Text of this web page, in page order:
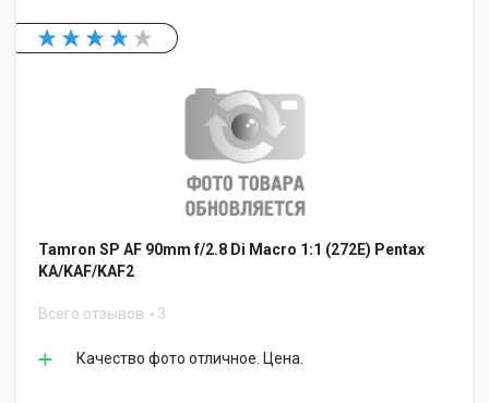
Tamron SP AF 90mm f/2.8 Di Macro 1:1 (272E) Pentax
KA/KAF/KAF2
Всего отзывов 3
Качество фото отличное. Цена.